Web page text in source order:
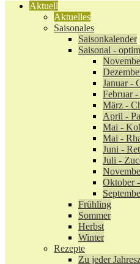
Aktuell
Aktuelles
Saisonales
Saisonkalender
Saisonal -
Januar -
Februar
März -
April -
Mai -
Mai -
Juni -
Juli -
Oktober
Frühling
Sommer
Herbst
Winter
Rezepte
Zu jeder